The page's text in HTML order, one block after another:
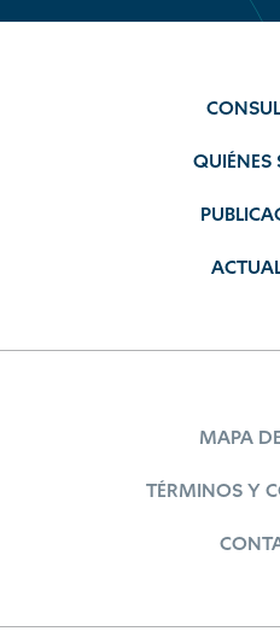
QUIÉNES
MAPA
TÉRMINOS Y